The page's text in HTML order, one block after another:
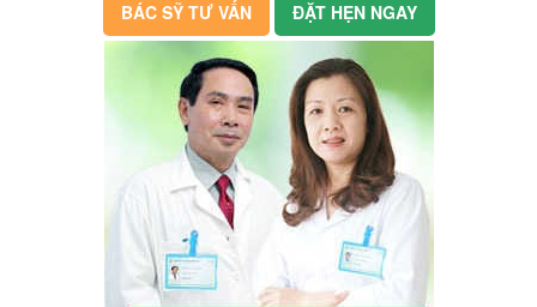
BÁC SỸ TƯ VẤN ĐẶT HẸN NGAY